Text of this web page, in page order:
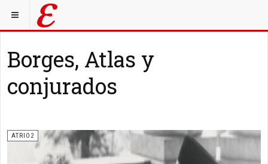
Borges, Atlas y
conjurados
ATRIO2